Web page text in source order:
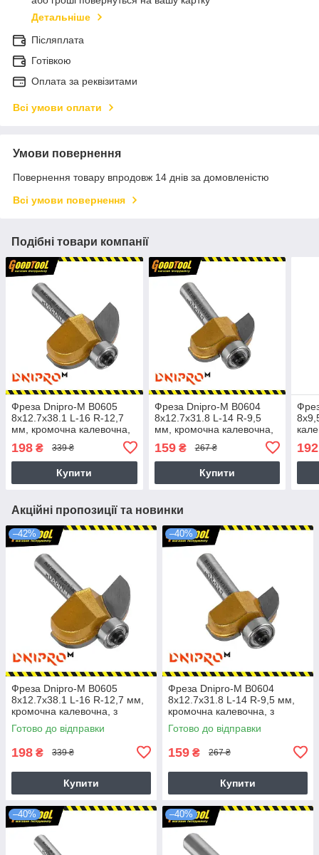
Детальніше
Післяплата
Готівкою
Оплата за реквізитами
Всі умови оплати
Умови повернення
Повернення товару впродовж 14 днів за домовленістю
Всі умови повернення
Подібні товари компанії
Фреза Dnipro-M В0605
8x12.7х38.1 L-16 R-12,7
мм, кромочна калевочна,
(напівкругла)
198 ₴ 339 ₴
Купити
Фреза Dnipro-M В0604
8x12.7х31.8 L-14 R-9,5
мм, кромочна калевочна,
(напівкругла)
159₴ 267 ₴
Купити
192
Акційні пропозиції та новинки
–42%
Фреза Dnipro-M В0605
8x12.7х38.1 L-16 R-12,7 мм,
кромочна калевочна, з
підшипником (напівкругла)
Готово до відправки
198 ₴ 339 ₴
Купити
–40%
Фреза Dnipro-M В0604
8x12.7х31.8 L-14 R-9,5 мм,
кромочна калевочна, з
підшипником (напівкругла)
Готово до відправки
159 ₴ 267 ₴
Купити
–40% –40%